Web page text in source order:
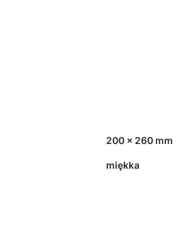
200 x 260 mm
miękka